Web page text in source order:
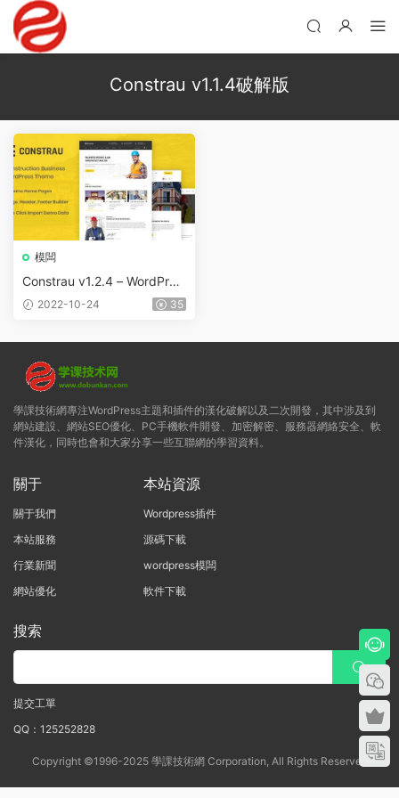
Constrau v1.1.4破解版
模闆
Constrau v1.2.4 – WordPres
s建築業務商業主題
2022-10-24 35
學課技術網專注WordPress主題和插件的漢化破解以及二次開發，其中涉及到
網站建設、網站SEO優化、PC手機軟件開發、加密解密、服務器網絡安全、軟
件漢化，同時也會和大家分享一些互聯網的學習資料。
關于
關于我們
本站服務
行業新聞
網站優化
本站資源
Wordpress插件
源碼下載
wordpress模闆
軟件下載
搜索
提交工單
QQ：125252828
Copyright ©1996-2025 學課技術網 Corporation, All Rights Reserved